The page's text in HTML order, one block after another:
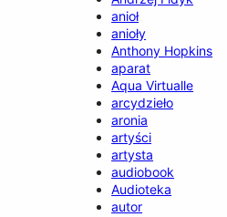
anioł
anioły
Anthony Hopkins
aparat
Aqua Virtualle
arcydzieło
aronia
artyści
artysta
audiobook
Audioteka
autor